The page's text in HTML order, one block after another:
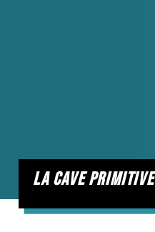
la cave primitive